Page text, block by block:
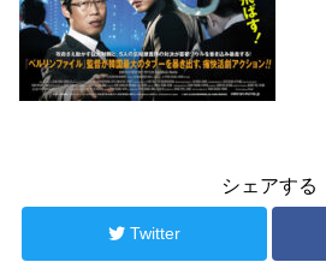
シェアする
Twitter